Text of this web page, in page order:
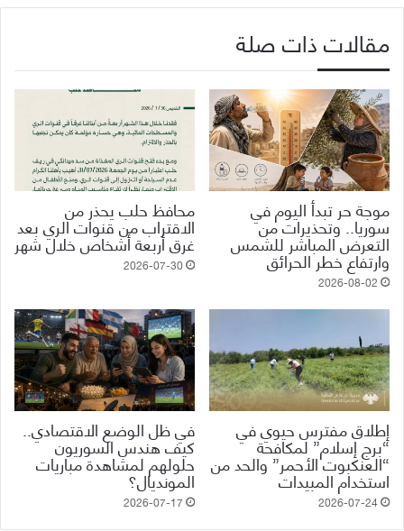
مقالات ذات صلة
موجة حر تبدأ اليوم في
سوريا.. وتحذيرات من
التعرض المباشر للشمس
وارتفاع خطر الحرائق
2026-08-02
محافظ حلب يحذر من
الاقتراب من قنوات الري بعد
غرق أربعة أشخاص خلال شهر
2026-07-30
إطلاق مفترس حيوي في
“برج إسلام” لمكافحة
“العنكبوت الأحمر” والحد من
استخدام المبيدات
2026-07-24
في ظل الوضع الاقتصادي..
كيف هندس السوريون
حلولهم لمشاهدة مباريات
المونديال؟
2026-07-17